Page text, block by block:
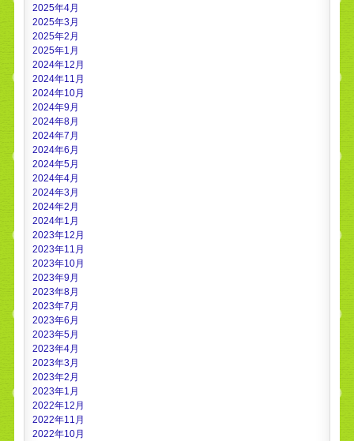
2025年4月
2025年3月
2025年2月
2025年1月
2024年12月
2024年11月
2024年10月
2024年9月
2024年8月
2024年7月
2024年6月
2024年5月
2024年4月
2024年3月
2024年2月
2024年1月
2023年12月
2023年11月
2023年10月
2023年9月
2023年8月
2023年7月
2023年6月
2023年5月
2023年4月
2023年3月
2023年2月
2023年1月
2022年12月
2022年11月
2022年10月